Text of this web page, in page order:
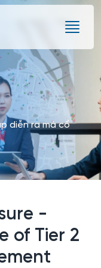
diễn ra mà cổ
-
of Tier 2